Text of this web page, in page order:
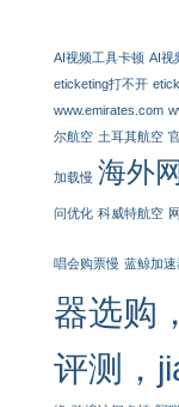
AI视频工具卡顿 AI视
eticketing打不开
www.emirates.com
尔航空 土耳其航空
加载慢 海外
问优化 科威特航空
唱会购票慢 蓝鲸加速
器选购
评测，